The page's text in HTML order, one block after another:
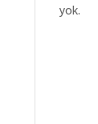
yok.